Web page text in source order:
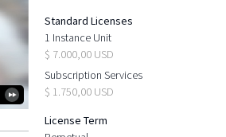
Standard Licenses
1 Instance Unit
$ 7.000,00 USD
Subscription Services
$ 1.750,00 USD
License Term